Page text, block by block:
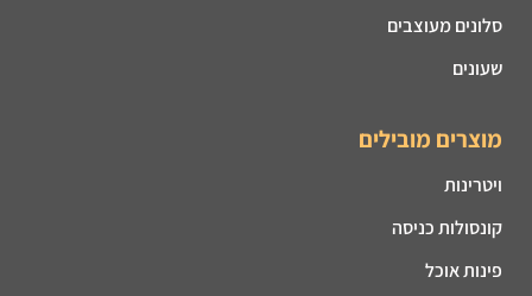
סלונים מעוצבים
שעונים
מוצרים מובילים
ויטרינות
קונסולות כניסה
פינות אוכל